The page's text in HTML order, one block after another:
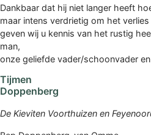
Dankbaar dat hij niet langer heeft
maar intens verdrietig om het verlies
geven wij u kennis van het rustig
man,
onze geliefde vader/schoonvader
Tijmen
Doppenberg
De Kieviten Voorthuizen en